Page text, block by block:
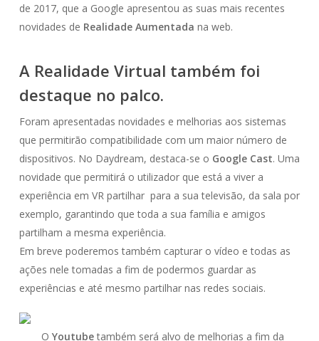
de 2017, que a Google apresentou as suas mais recentes
novidades de Realidade Aumentada na web.
A Realidade Virtual também foi
destaque no palco.
Foram apresentadas novidades e melhorias aos sistemas
que permitirão compatibilidade com um maior número de
dispositivos. No Daydream, destaca-se o Google Cast. Uma
novidade que permitirá o utilizador que está a viver a
experiência em VR partilhar para a sua televisão, da sala por
exemplo, garantindo que toda a sua família e amigos
partilham a mesma experiência.
Em breve poderemos também capturar o vídeo e todas as
ações nele tomadas a fim de podermos guardar as
experiências e até mesmo partilhar nas redes sociais.
O Youtubetambém será alvo de melhorias a fim da